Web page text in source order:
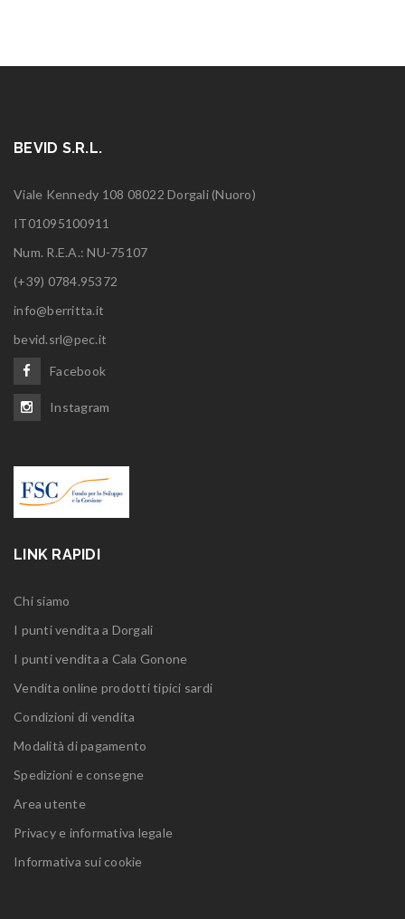
BEVID S.R.L.
Viale Kennedy 108 08022 Dorgali (Nuoro)
IT01095100911
Num. R.E.A.: NU-75107
(+39) 0784.95372
info@berritta.it
bevid.srl@pec.it
Facebook
Instagram
LINK RAPIDI
Chi siamo
I punti vendita a Dorgali
I punti vendita a Cala Gonone
Vendita online prodotti tipici sardi
Condizioni di vendita
Modalità di pagamento
Spedizioni e consegne
Area utente
Privacy e informativa legale
Informativa sui cookie